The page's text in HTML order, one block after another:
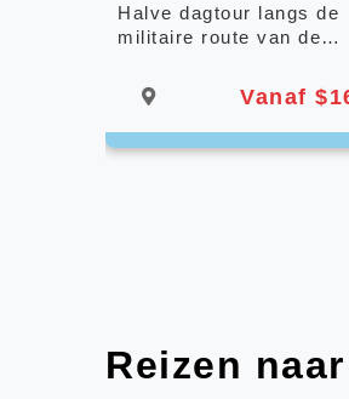
Halve dagtour langs de
militaire route van de
augustus.
Vanaf
Reizen